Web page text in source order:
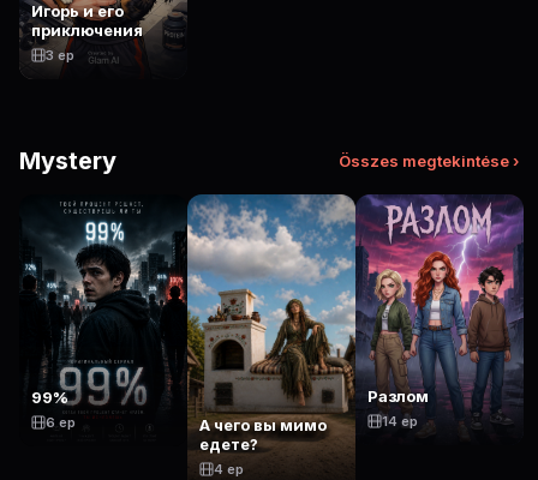
Игорь и его
приключения
3 ep
Mystery Összes megtekintése ›
99%
6 ep
А чего вы мимо
едете?
4 ep
Разлом
14 ep